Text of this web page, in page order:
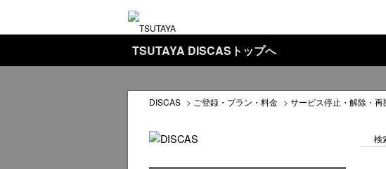
TSUTAYA DISCASトップへ
DISCAS > ご登録・プラン・料金 > サービス停止・解除・再
検